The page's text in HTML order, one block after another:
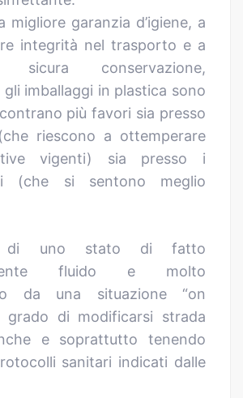
migliore garanzia d’igiene, a
integrità nel trasporto e a
conservazione,
imballaggi in plastica sono
più favori sia presso
riescono a ottemperare
vigenti) sia presso i
(che si sentono meglio
di uno stato di fatto
fluido e molto
da una situazione “on
grado di modificarsi strada
e soprattutto tenendo
sanitari indicati dalle